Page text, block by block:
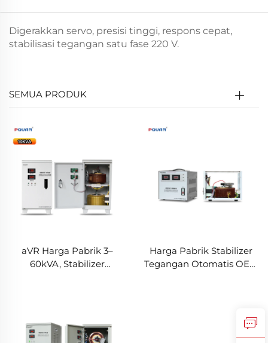
Digerakkan servo, presisi tinggi, respons cepat,
stabilisasi tegangan satu fase 220 V.
SEMUA PRODUK
aVR Harga Pabrik 3–
60kVA, Stabilizer
Harga Pabrik Stabilizer
Tegangan Otomatis OEM